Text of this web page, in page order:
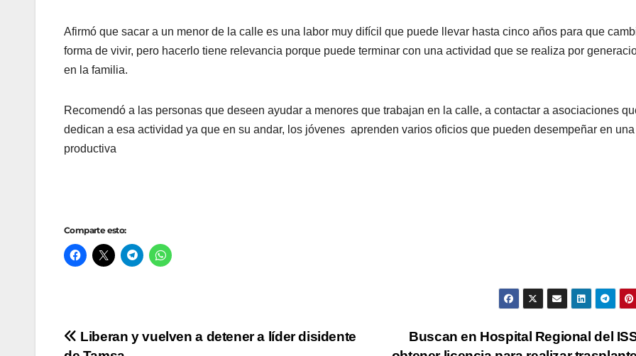
Afirmó que sacar a un menor de la calle es una labor muy difícil que puede llevar hasta cinco años para que
forma de vivir, pero hacerlo tiene relevancia porque puede terminar con una actividad que se realiza por
en la familia.
Recomendó a las personas que deseen ayudar a menores que trabajan en la calle, a contactar a asociaciones
dedican a esa actividad ya que en su andar, los jóvenes aprenden varios oficios que pueden desempeñar en
productiva
Comparte esto:
Navegación
Buscan en Hospital Regional del
Liberan y vuelven a detener a líder disidente